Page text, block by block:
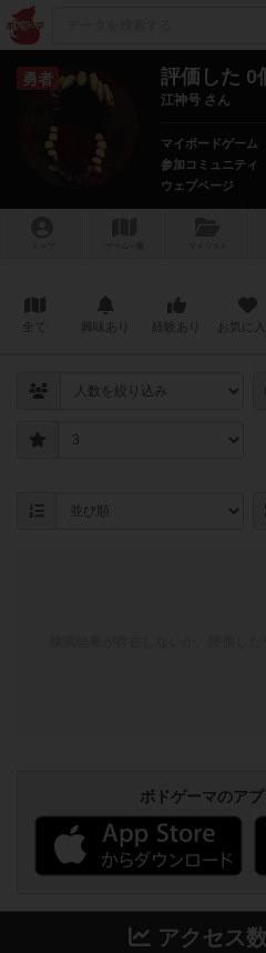
勇者 評価した 0
江神号 さん
マイボードゲーム
参加コミュニティ
ウェブページ
全て 興味あり 経験あり お気に入
ボドゲーマのア
アクセス